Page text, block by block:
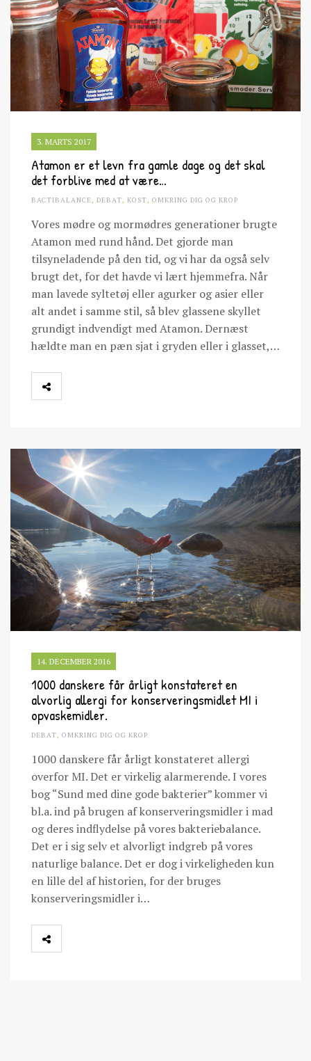
3. MARTS 2017
Atamon er et levn fra gamle dage og det skal
det forblive med at være…
BACTIBALANCE, DEBAT, KOST, OMKRING DIG OG KROP
Vores mødre og mormødres generationer brugte
Atamon med rund hånd. Det gjorde man
tilsyneladende på den tid, og vi har da også selv
brugt det, for det havde vi lært hjemmefra. Når
man lavede syltetøj eller agurker og asier eller
alt andet i samme stil, så blev glassene skyllet
grundigt indvendigt med Atamon. Dernæst
hældte man en pæn sjat i gryden eller i glasset,…
14. DECEMBER 2016
1000 danskere får årligt konstateret en
alvorlig allergi for konserveringsmidlet MI i
opvaskemidler.
DEBAT, OMKRING DIG OG KROP
1000 danskere får årligt konstateret allergi
overfor MI. Det er virkelig alarmerende. I vores
bog “Sund med dine gode bakterier” kommer vi
bl.a. ind på brugen af konserveringsmidler i mad
og deres indflydelse på vores bakteriebalance.
Det er i sig selv et alvorligt indgreb på vores
naturlige balance. Det er dog i virkeligheden kun
en lille del af historien, for der bruges
konserveringsmidler i…